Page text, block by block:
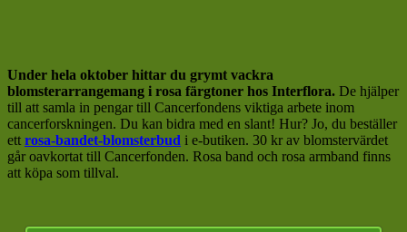
Under hela oktober hittar du grymt vackra
blomsterarrangemang i rosa färgtoner hos Interflora. De hjälper
till att samla in pengar till Cancerfondens viktiga arbete inom
cancerforskningen. Du kan bidra med en slant! Hur? Jo, du beställer
ett rosa-bandet-blomsterbud i e-butiken. 30 kr av blomstervärdet
går oavkortat till Cancerfonden. Rosa band och rosa armband finns
att köpa som tillval.